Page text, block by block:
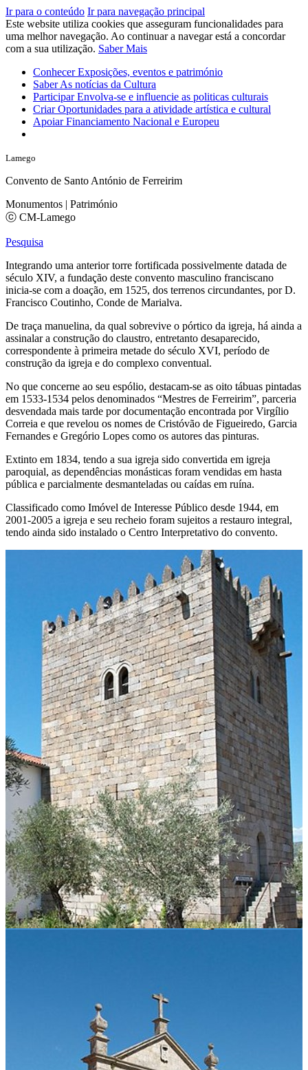
Ir para o conteúdo Ir para navegação principal
Este website utiliza cookies que asseguram funcionalidades para
uma melhor navegação. Ao continuar a navegar está a concordar
com a sua utilização. Saber Mais
ConhecerExposições, eventos e património
SaberAs notícias da Cultura
ParticiparEnvolva-se e influencie as politicas culturais
CriarOportunidades para a atividade artística e cultural
ApoiarFinanciamento Nacional e Europeu
Lamego
Convento de Santo António de Ferreirim
Monumentos | Património
ⓒ CM-Lamego
Pesquisa
Integrando uma anterior torre fortificada possivelmente datada de
século XIV, a fundação deste convento masculino franciscano
inicia-se com a doação, em 1525, dos terrenos circundantes, por D.
Francisco Coutinho, Conde de Marialva.
De traça manuelina, da qual sobrevive o pórtico da igreja, há ainda a
assinalar a construção do claustro, entretanto desaparecido,
correspondente à primeira metade do século XVI, período de
construção da igreja e do complexo conventual.
No que concerne ao seu espólio, destacam-se as oito tábuas pintadas
em 1533-1534 pelos denominados “Mestres de Ferreirim”, parceria
desvendada mais tarde por documentação encontrada por Virgílio
Correia e que revelou os nomes de Cristóvão de Figueiredo, Garcia
Fernandes e Gregório Lopes como os autores das pinturas.
Extinto em 1834, tendo a sua igreja sido convertida em igreja
paroquial, as dependências monásticas foram vendidas em hasta
pública e parcialmente desmanteladas ou caídas em ruína.
Classificado como Imóvel de Interesse Público desde 1944, em
2001-2005 a igreja e seu recheio foram sujeitos a restauro integral,
tendo ainda sido instalado o Centro Interpretativo do convento.
363F+5R Ferreirim
Avenida Mestres Pintores de Ferreirim, 5100-482 Ferreirim